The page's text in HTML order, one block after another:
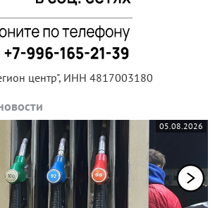
центр", ИНН 4817003180
05.08.2026